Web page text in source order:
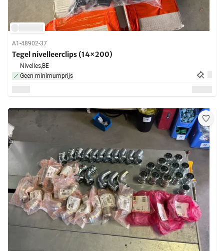
A1-48902-37
Tegel nivelleerclips (14×200)
Nivelles,BE
Geen minimumprijs